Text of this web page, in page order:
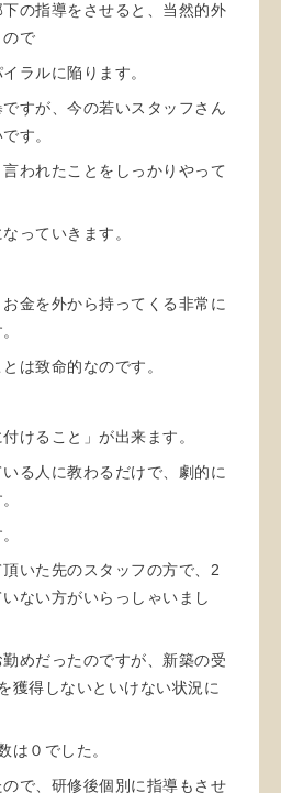
の指導をさせると、当然的外
ので
ラルに陥ります。
すが、今の若いスタッフさん
す。
言われたことをしっかりやって
っていきます。
金を外から持ってくる非常に
は致命的なのです。
けること」が出来ます。
る人に教わるだけで、劇的に
いた先のスタッフの方で、2
ない方がいらっしゃいまし
めだったのですが、新築の受
獲得しないといけない状況に
は０でした。
で、研修後個別に指導もさせ